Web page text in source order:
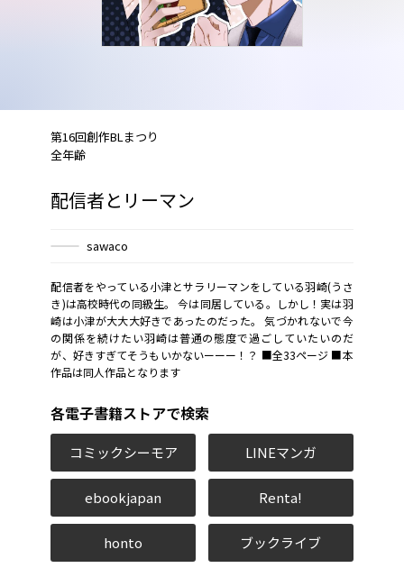
第16回創作BLまつり
全年齢
配信者とリーマン
sawaco
配信者をやっている小津とサラリーマンをしている羽崎(うさ
き)は高校時代の同級生。 今は同居している。しかし！実は羽
崎は小津が大大大好きであったのだった。 気づかれないで今
の関係を続けたい羽崎は普通の態度で過ごしていたいのだ
が、好きすぎてそうもいかないーーー！？ ■全33ページ ■本
作品は同人作品となります
各電子書籍ストアで検索
コミックシーモア LINEマンガ
ebookjapan Renta!
honto ブックライブ